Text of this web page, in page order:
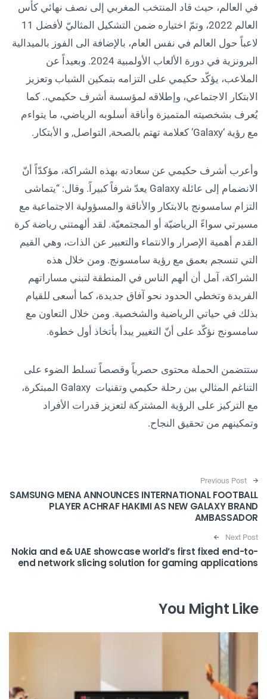
في العالم، حيث قاد المنتخب المغربي إلى نصف نهائي كأس
العالم 2022، وتمّ اختياره ضمن التشكيل المثاليّ لأفضل 11
لاعباً حول العالم في نفس العام، بالإضافة الى الفوز بالميدالية
البرونزية في دورة الألعاب الأولمبية 2024. وبعيداً عن
الملاعب، يؤكّد حكيمي على التزامه بتمكين الشباب وتعزيز
الابتكار الاجتماعي، وإطلاقه لمؤسسة أشرف حكيمي،. كما
يُعرف بشخصيته المتميزة وأناقة أسلوبه الرياضي، ما يتواءم
مع رؤية ‘Galaxy’ كعلامة تهتم بالصحة, التواصل, و الأبتكار.
وأعرب أشرف حكيمي عن سعادته بهذه الشراكة، مؤكدّاً أنّ
الانضمام إلى عائلة Galaxy يعدّ شرفاً كبيراً. وقال: “يتماشى
التزام سامسونج بالابتكار والأناقة والمسؤولية الاجتماعية مع
مسيرتي سواءً الرياضيّة أو المجتمعيّة. لقد ألهمتني رياضة كرة
القدم أهمية الإصرار والانتماء والتعبير عن الذات، وهي القيم
التي تنسجم بعمق مع رؤية سامسونج. ومن خلال هذه
الشراكة، آمل أن ألهم الناس في المنطقة لتبني مساراتهم
الفريدة وتخطي الحدود نحو آفاق جديدة، كما أسعى للقيام
بذلك في حياتي الرياضية والشخصية. ومن خلال التعاون مع
سامسونج نؤكّد على أنّ التغيير يبدأ بأتخاذ أول خطوة.
ستتضمن الحملة محتوى حصرياً وقصصاً تسلط الضوء على
التناغم المثالي بين رحلة حكيمي وتقنيات Galaxy المبتكرة،
مع التركيز على الرؤية المشتركة لتعزيز قدرات الأفراد
وتمكينهم من تحقيق النجاح.
Post navigation
Previous Post
SAMSUNG MENA ANNOUNCES INTERNATIONAL FOOTBALL
PLAYER ACHRAF HAKIMI AS NEW GALAXY BRAND
AMBASSADOR
Next Post
Nokia and e& UAE showcase world’s first fixed end-to-
end network slicing solution for gaming applications
You Might Like